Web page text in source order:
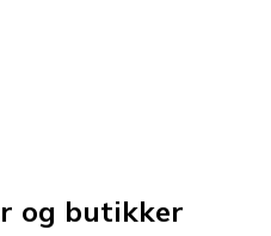
og butikker